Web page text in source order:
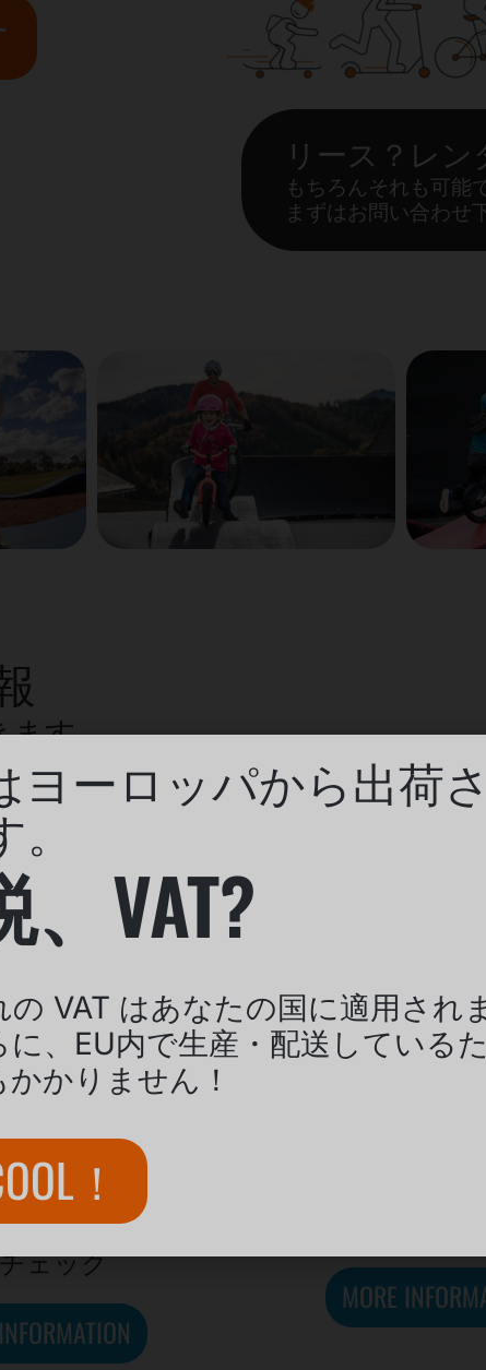
リース？レン
もちろんそれも可能
まずはお問い合わせ
ます
ク幅 1 メートルの
ー ポンプ トラ
クエディションと
ムエディションの
ェック
VELOPARK
ックとス
ルを組み
次のレベル
MORE
ヨーロッパから出荷さ
VAT?
の VAT はあなたの国に適用されま
に、EU内で生産・配送しているた
かりません！
！